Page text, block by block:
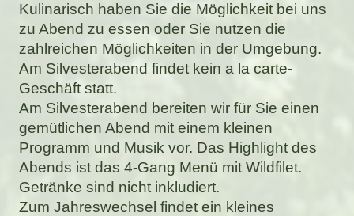
Kulinarisch haben Sie die Möglichkeit bei uns
zu Abend zu essen oder Sie nutzen die
zahlreichen Möglichkeiten in der Umgebung.
Am Silvesterabend findet kein a la carte-
Geschäft statt.
Am Silvesterabend bereiten wir für Sie einen
gemütlichen Abend mit einem kleinen
Programm und Musik vor. Das Highlight des
Abends ist das 4-Gang Menü mit Wildfilet.
Getränke sind nicht inkludiert.
Zum Jahreswechsel findet ein kleines